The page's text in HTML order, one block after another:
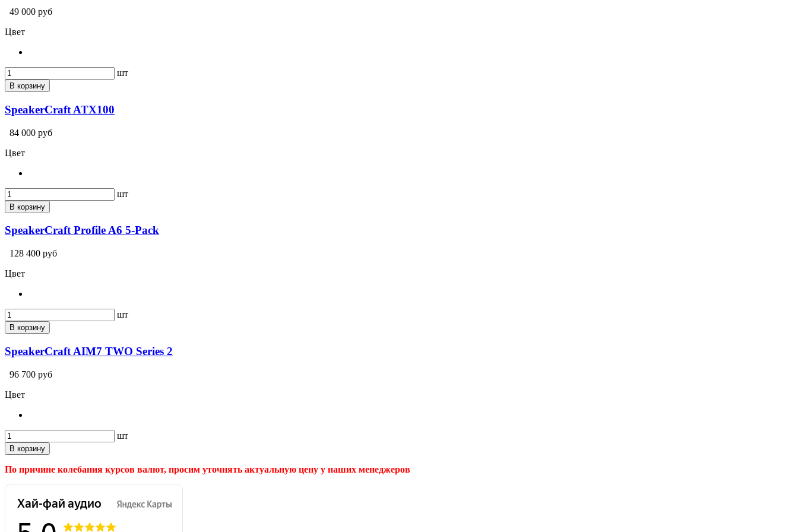
49 000 руб
Цвет
шт
В корзину
SpeakerCraft ATX100
84 000 руб
Цвет
шт
В корзину
SpeakerCraft Profile A6 5-Pack
128 400 руб
Цвет
шт
В корзину
SpeakerCraft AIM7 TWO Series 2
96 700 руб
Цвет
шт
В корзину
По причине колебания курсов валют, просим уточнять актуальную цену у наших менеджеров